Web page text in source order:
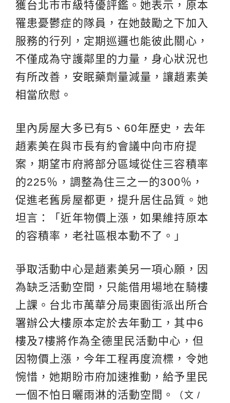
獲台北市市級特優評鑑。她表示，原本
罹患憂鬱症的隊員，在她鼓勵之下加入
服務的行列，定期巡邏也能彼此關心，
不僅成為守護鄰里的力量，身心狀況也
有所改善，安眠藥劑量減量，讓趙素美
相當欣慰。
里內房屋大多已有5、60年歷史，去年
趙素美在與市長有約會議中向市府提
案，期望市府將部分區域從住三容積率
的225％，調整為住三之一的300％，
促進老舊房屋都更，提升居住品質。她
坦言：「近年物價上漲，如果維持原本
的容積率，老社區根本動不了。」
爭取活動中心是趙素美另一項心願，因
為缺乏活動空間，只能借用場地在騎樓
上課。台北市萬華分局東園街派出所合
署辦公大樓原本定於去年動工，其中6
樓及7樓將作為全德里民活動中心，但
因物價上漲，今年工程再度流標，令她
惋惜，她期盼市府加速推動，給予里民
一個不怕日曬雨淋的活動空間。
（文 /